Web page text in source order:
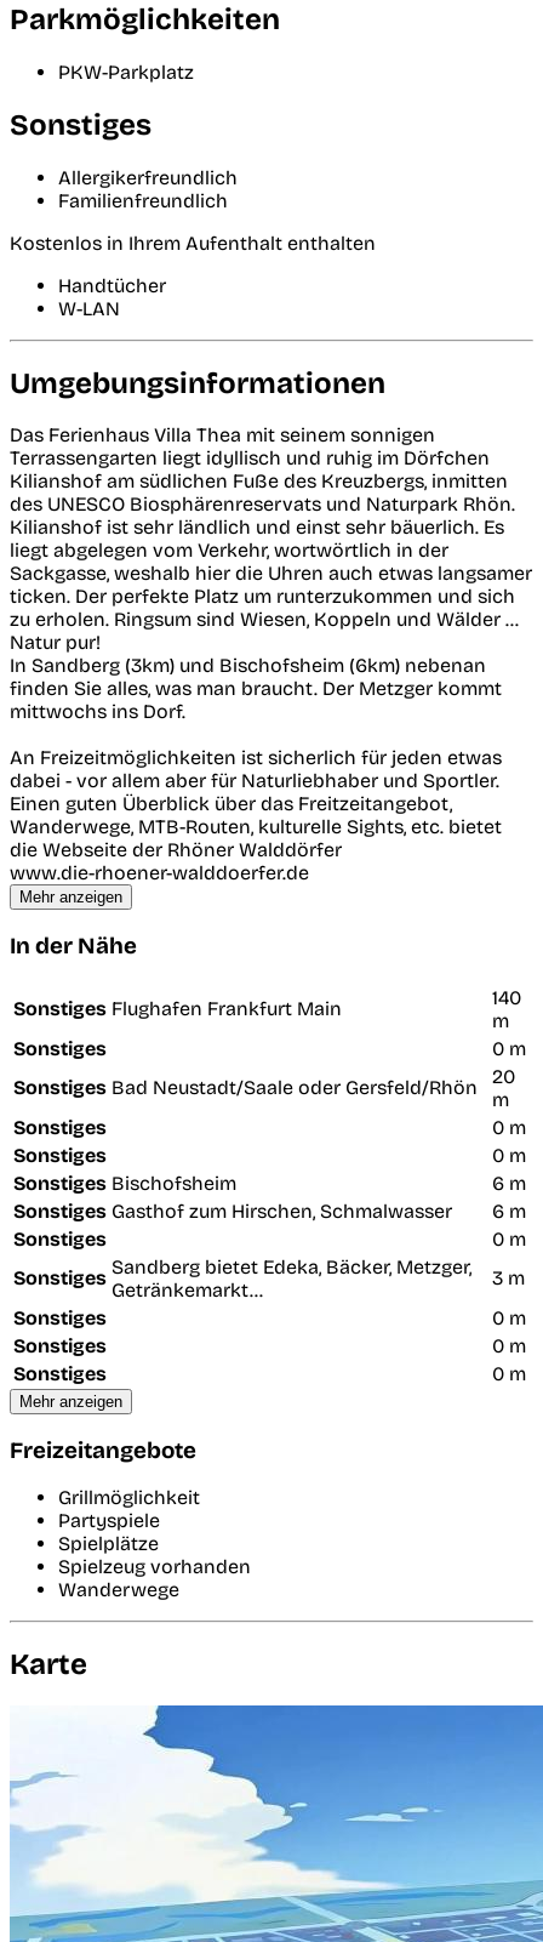
Parkmöglichkeiten
PKW-Parkplatz
Sonstiges
Allergikerfreundlich
Familienfreundlich
Kostenlos in Ihrem Aufenthalt enthalten
Handtücher
W-LAN
Umgebungsinformationen
Das Ferienhaus Villa Thea mit seinem sonnigen
Terrassengarten liegt idyllisch und ruhig im Dörfchen
Kilianshof am südlichen Fuße des Kreuzbergs, inmitten
des UNESCO Biosphärenreservats und Naturpark Rhön.
Kilianshof ist sehr ländlich und einst sehr bäuerlich. Es
liegt abgelegen vom Verkehr, wortwörtlich in der
Sackgasse, weshalb hier die Uhren auch etwas langsamer
ticken. Der perfekte Platz um runterzukommen und sich
zu erholen. Ringsum sind Wiesen, Koppeln und Wälder ...
Natur pur!
In Sandberg (3km) und Bischofsheim (6km) nebenan
finden Sie alles, was man braucht. Der Metzger kommt
mittwochs ins Dorf.
An Freizeitmöglichkeiten ist sicherlich für jeden etwas
dabei - vor allem aber für Naturliebhaber und Sportler.
Einen guten Überblick über das Freitzeitangebot,
Wanderwege, MTB-Routen, kulturelle Sights, etc. bietet
die Webseite der Rhöner Walddörfer
www.die-rhoener-walddoerfer.de
Mehr anzeigen
In der Nähe
Sonstiges Flughafen Frankfurt Main
140
m
Sonstiges
0 m
Sonstiges Bad Neustadt/Saale oder Gersfeld/Rhön
20
m
Sonstiges
0 m
Sonstiges
0 m
Sonstiges Bischofsheim
6 m
Sonstiges Gasthof zum Hirschen, Schmalwasser
6 m
Sonstiges
0 m
Sonstiges Sandberg bietet Edeka, Bäcker, Metzger,
Getränkemarkt...
3 m
Sonstiges
0 m
Sonstiges
0 m
Sonstiges
0 m
Mehr anzeigen
Freizeitangebote
Grillmöglichkeit
Partyspiele
Spielplätze
Spielzeug vorhanden
Wanderwege
Karte